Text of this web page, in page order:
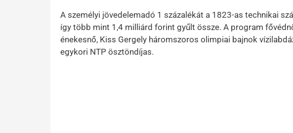
A személyi jövedelemadó 1 százalékát a 1823-as technikai
így több mint 1,4 milliárd forint gyűlt össze. A program
énekesnő, Kiss Gergely háromszoros olimpiai bajnok
egykori NTP ösztöndíjas.